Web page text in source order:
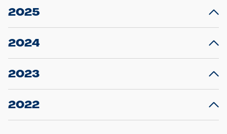
2025
23.12.2025
Projekt S5: Start der Bauarbeiten am
2024
10.12.2024
Großprojekt S5: Sperrung der Bahnstraße in
2023
20.12.2023
Schleswig-Holstein verlängert den
2022
22.12.2022